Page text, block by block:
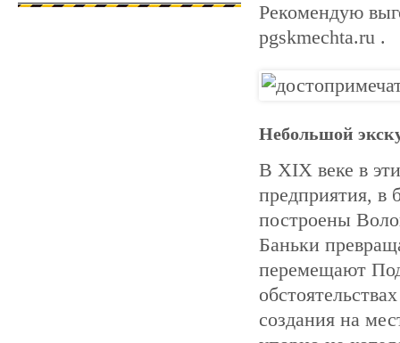
Рекомендую
pgskmechta.ru .
Небольшой
В XIX веке в
предприятия, в
построены
Баньки
перемещают
создания на